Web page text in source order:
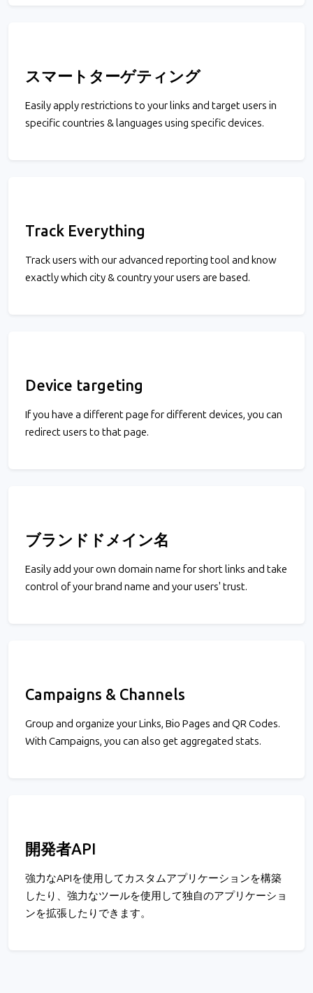
スマートターゲティング
Easily apply restrictions to your links and target users in
specific countries & languages using specific devices.
Track Everything
Track users with our advanced reporting tool and know
exactly which city & country your users are based.
Device targeting
If you have a different page for different devices, you can
redirect users to that page.
ブランドドメイン名
Easily add your own domain name for short links and take
control of your brand name and your users' trust.
Campaigns & Channels
Group and organize your Links, Bio Pages and QR Codes.
With Campaigns, you can also get aggregated stats.
開発者API
強力なAPIを使用してカスタムアプリケーションを構築
したり、強力なツールを使用して独自のアプリケーショ
ンを拡張したりできます。